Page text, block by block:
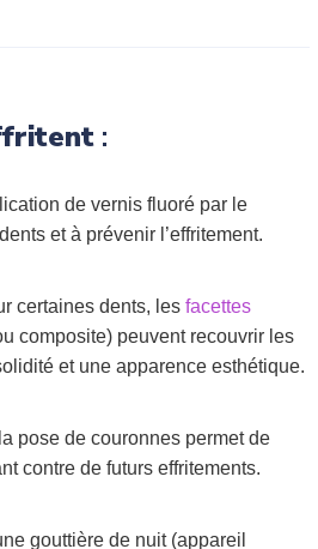
:
de vernis fluoré par le
et à prévenir l’effritement.
certaines dents, les facettes
composite) peuvent recouvrir les
et une apparence esthétique.
pose de couronnes permet de
contre de futurs effritements.
gouttière de nuit (appareil